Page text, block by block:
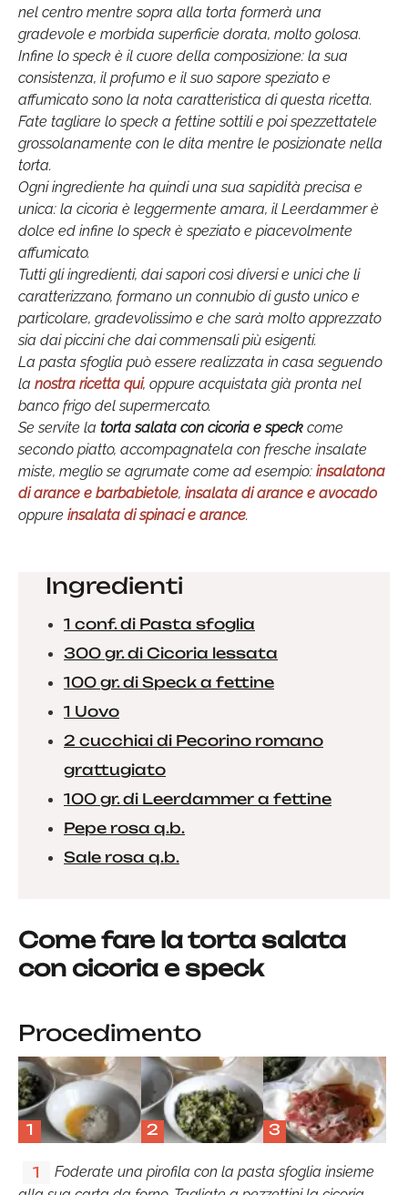
nel centro mentre sopra alla torta formerà una
gradevole e morbida superficie dorata, molto golosa.
Infine lo speck è il cuore della composizione: la sua
consistenza, il profumo e il suo sapore speziato e
affumicato sono la nota caratteristica di questa ricetta.
Fate tagliare lo speck a fettine sottili e poi spezzettatele
grossolanamente con le dita mentre le posizionate nella
torta.
Ogni ingrediente ha quindi una sua sapidità precisa e
unica: la cicoria è leggermente amara, il Leerdammer è
dolce ed infine lo speck è speziato e piacevolmente
affumicato.
Tutti gli ingredienti, dai sapori così diversi e unici che li
caratterizzano, formano un connubio di gusto unico e
particolare, gradevolissimo e che sarà molto apprezzato
sia dai piccini che dai commensali più esigenti.
La pasta sfoglia può essere realizzata in casa seguendo
la nostra ricetta qui, oppure acquistata già pronta nel
banco frigo del supermercato.
Se servite la torta salata con cicoria e speck come
secondo piatto, accompagnatela con fresche insalate
miste, meglio se agrumate come ad esempio: insalatona
di arance e barbabietole, insalata di arance e avocado
oppure insalata di spinaci e arance.
Ingredienti
1 conf. di Pasta sfoglia
300 gr. di Cicoria lessata
100 gr. di Speck a fettine
1 Uovo
2 cucchiai di Pecorino romano
grattugiato
100 gr. di Leerdammer a fettine
Pepe rosa q.b.
Sale rosa q.b.
Come fare la torta salata
con cicoria e speck
Procedimento
1 2 3
1
Foderate una pirofila con la pasta sfoglia insieme